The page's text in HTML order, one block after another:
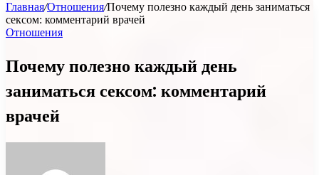
Главная/Отношения/Почему полезно каждый день заниматься
сексом: комментарий врачей
Отношения
Почему полезно каждый день
заниматься сексом: комментарий
врачей